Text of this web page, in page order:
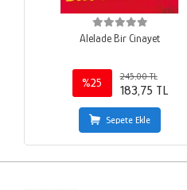
Alelade Bir Cinayet
%25
245,00 TL
183,75 TL
Sepete Ekle